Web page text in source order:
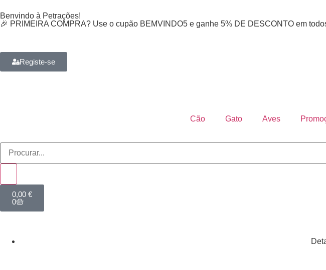
Benvindo à Petrações!
🎉 PRIMEIRA COMPRA? Use o cupão BEMVINDO5 e ganhe 5% DE DESCONTO em
Registe-se
Cão Gato Aves
0,00 €
0